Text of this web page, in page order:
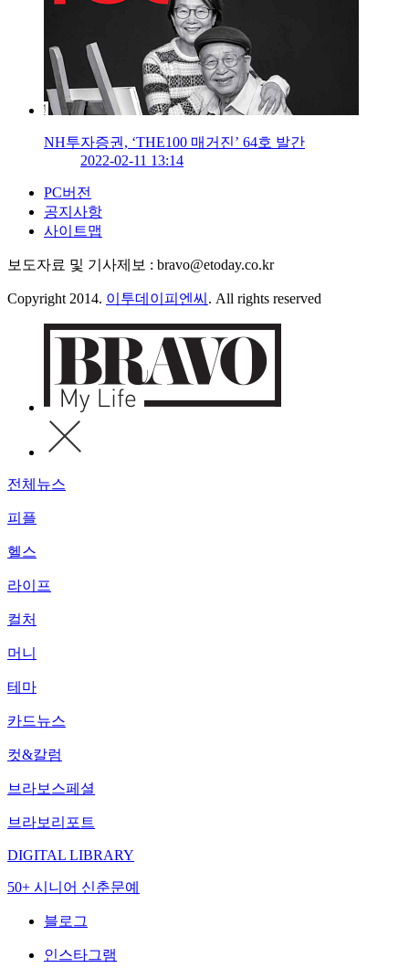
NH투자증권, ‘THE100 매거진’ 64호 발간
2022-02-11 13:14
PC버전
공지사항
사이트맵
보도자료 및 기사제보 : bravo@etoday.co.kr
Copyright 2014. 이투데이피엔씨 . All rights reserved
전체뉴스
피플
헬스
라이프
컬처
머니
테마
카드뉴스
컷&칼럼
브라보스페셜
브라보리포트
DIGITAL LIBRARY
50+ 시니어 신춘문예
블로그
인스타그램